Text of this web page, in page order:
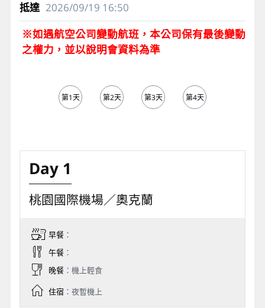
2026/09/19 16:50
※如遇航空公司變動航班，本公司保有最後變動
之權力，並以說明會資料為準
第1天 第2天 第3天 第4天
Day 1
桃園國際機場／奧克蘭
早餐：
午餐：
晚餐：機上輕食
住宿：夜暫機上